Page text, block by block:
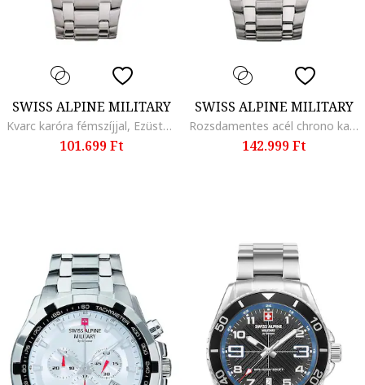
SWISS ALPINE MILITARY
Kvarc karóra fémszíjjal, Ezüstszín
101.699 Ft
SWISS ALPINE MILITARY
Rozsdamentes acél chrono karóra, Ezüstszín
142.999 Ft